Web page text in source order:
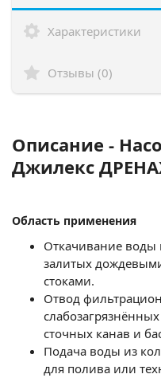
Характеристики
Отзывы (0)
Описание -
Джилекс
Область применения
Откачивание
залитых
стоками.
Отвод
сточных канав и
Подача воды из
для полива или